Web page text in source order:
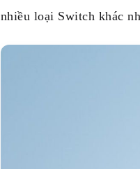
nhiều loại Switch khác